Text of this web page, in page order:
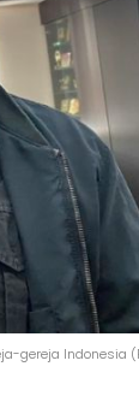
gereja Indonesia